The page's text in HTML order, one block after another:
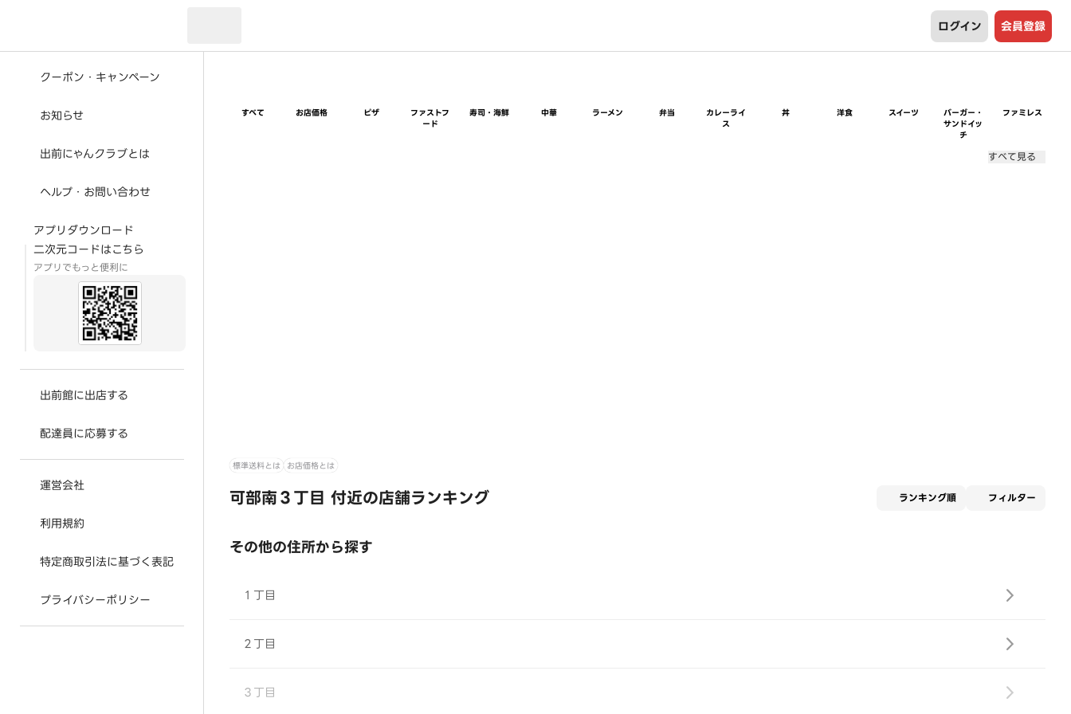
ログイン 会員登録
クーポン・キャンペーン
お知らせ
出前にゃんクラブとは
ヘルプ・お問い合わせ
アプリダウンロード
二次元コードはこちら
アプリでもっと便利に
出前館に出店する
配達員に応募する
運営会社
利用規約
特定商取引法に基づく表記
プライバシーポリシー
すべて お店価格 ピザ
ファストフ
ード
寿司・海鮮 中華 ラーメン 弁当
カレーライ
ス
丼 洋食 スイーツ
バーガー・
サンドイッ
チ
ファミレス
すべて見る
標準送料とは お店価格とは
可部南３丁目 付近の店舗ランキング ランキング順 フィルター
その他の住所から探す
１丁目
２丁目
３丁目